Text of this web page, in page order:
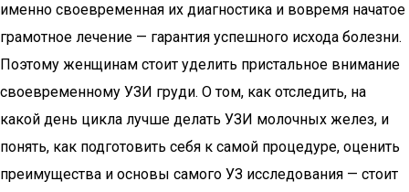
именно своевременная их диагностика и вовремя начатое
грамотное лечение — гарантия успешного исхода болезни.
Поэтому женщинам стоит уделить пристальное внимание
своевременному УЗИ груди. О том, как отследить, на
какой день цикла лучше делать УЗИ молочных желез, и
понять, как подготовить себя к самой процедуре, оценить
преимущества и основы самого УЗ исследования — стоит